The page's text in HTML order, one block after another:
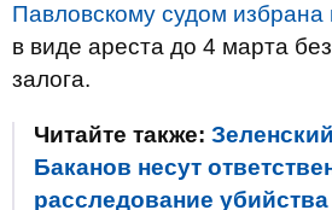
Павловскому судом избрана
в виде ареста до 4 марта
залога.
Читайте также:
Баканов несут
расследование